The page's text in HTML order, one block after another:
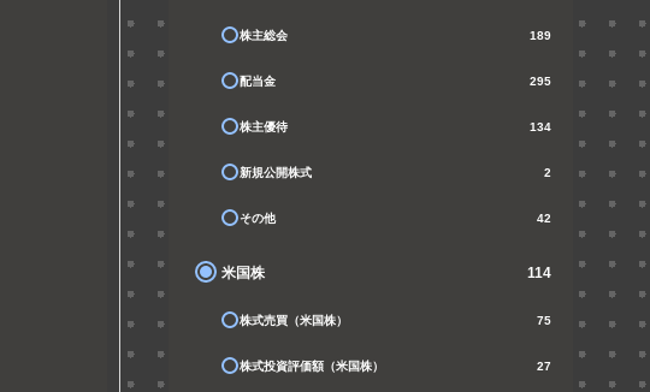
株主総会 189
配当金 295
株主優待 134
新規公開株式 2
その他 42
米国株 114
株式売買（米国株） 75
株式投資評価額（米国株） 27